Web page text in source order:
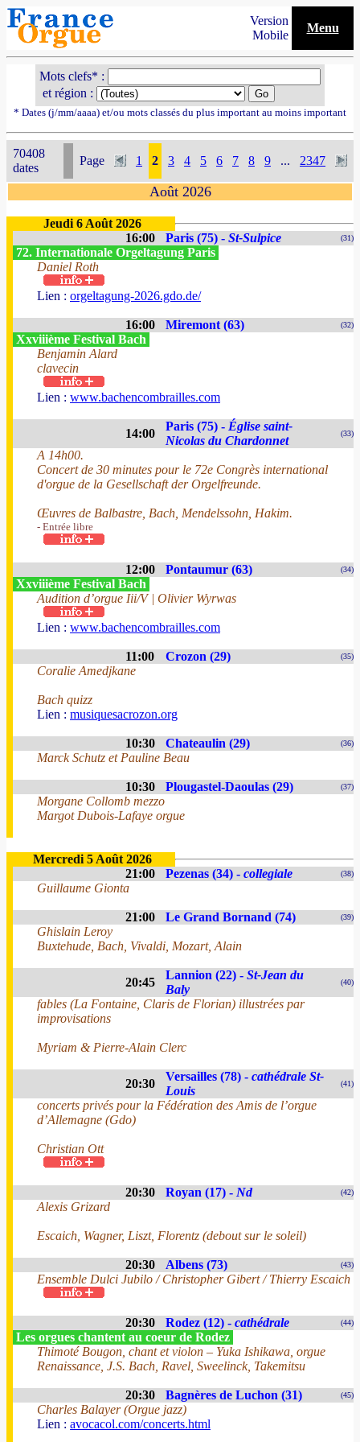
Version
Mobile
Menu
Mots clefs* :
et région :
* Dates (j/mm/aaaa) et/ou mots classés du plus important au moins important
70408
dates
Page 1 2 3 4 5 6 7 8 9 ... 2347
Août 2026
Jeudi 6 Août 2026
16:00
Paris (75) - St-Sulpice (31)
72. Internationale Orgeltagung Paris
Daniel Roth
Lien : orgeltagung-2026.gdo.de/
16:00 Miremont (63) (32)
Xxviiième Festival Bach
Benjamin Alard
clavecin
Lien : www.bachencombrailles.com
14:00
Paris (75) - Église saint-
Nicolas du Chardonnet
(33)
A 14h00.
Concert de 30 minutes pour le 72e Congrès international
d'orgue de la Gesellschaft der Orgelfreunde.
Œuvres de Balbastre, Bach, Mendelssohn, Hakim.
- Entrée libre
12:00 Pontaumur (63) (34)
Xxviiième Festival Bach
Audition d’orgue Iii/V | Olivier Wyrwas
Lien : www.bachencombrailles.com
11:00 Crozon (29) (35)
Coralie Amedjkane
Bach quizz
Lien : musiquesacrozon.org
10:30 Chateaulin (29) (36)
Marck Schutz et Pauline Beau
10:30 Plougastel-Daoulas (29) (37)
Morgane Collomb mezzo
Margot Dubois-Lafaye orgue
Mercredi 5 Août 2026
21:00
Pezenas (34) - collegiale (38)
Guillaume Gionta
21:00 Le Grand Bornand (74) (39)
Ghislain Leroy
Buxtehude, Bach, Vivaldi, Mozart, Alain
20:45
Lannion (22) - St-Jean du
Baly
(40)
fables (La Fontaine, Claris de Florian) illustrées par
improvisations
Myriam & Pierre-Alain Clerc
20:30
Versailles (78) - cathédrale St-
Louis
(41)
concerts privés pour la Fédération des Amis de l’orgue
d’Allemagne (Gdo)
Christian Ott
20:30 Royan (17) - Nd (42)
Alexis Grizard
Escaich, Wagner, Liszt, Florentz (debout sur le soleil)
20:30 Albens (73) (43)
Ensemble Dulci Jubilo / Christopher Gibert / Thierry Escaich
20:30 Rodez (12) - cathédrale (44)
Les orgues chantent au coeur de Rodez
Thimoté Bougon, chant et violon – Yuka Ishikawa, orgue
Renaissance, J.S. Bach, Ravel, Sweelinck, Takemitsu
20:30 Bagnères de Luchon (31) (45)
Charles Balayer (Orgue jazz)
Lien : avocacol.com/concerts.html